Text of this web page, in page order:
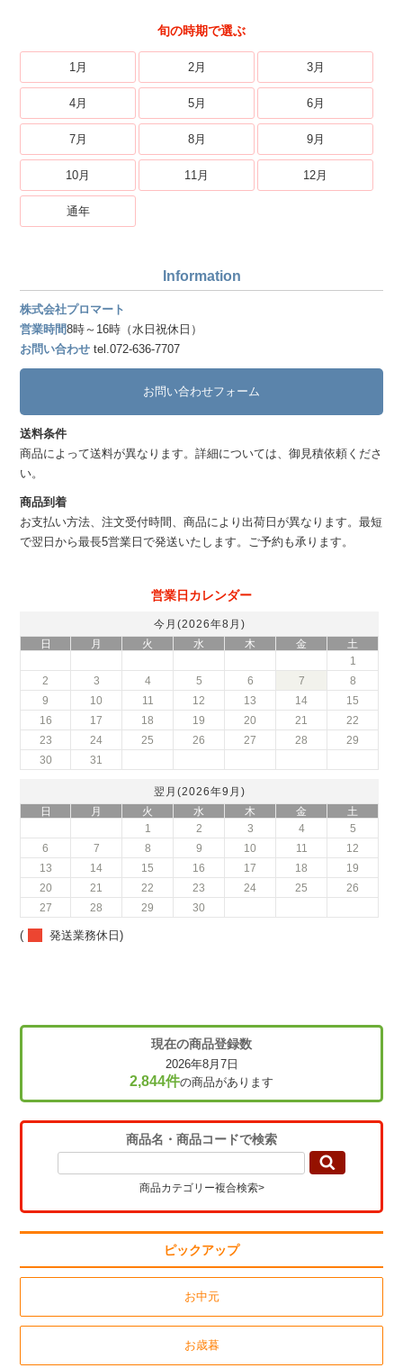
旬の時期で選ぶ
1月 2月 3月
4月 5月 6月
7月 8月 9月
10月 11月 12月
通年
Information
株式会社プロマート
営業時間8時～16時（水日祝休日）
お問い合わせ tel.072-636-7707
お問い合わせフォーム
送料条件
商品によって送料が異なります。詳細については、御見積依頼くださ
い。
商品到着
お支払い方法、注文受付時間、商品により出荷日が異なります。最短
で翌日から最長5営業日で発送いたします。ご予約も承ります。
営業日カレンダー
今月(2026年8月)
日
月 火 水 木 金
土
1
2
3 4 5 6 7
8
9
10 11 12 13 14
15
16
17 18 19 20 21
22
23
24 25 26 27 28
29
30
31
翌月(2026年9月)
日
月 火 水 木 金
土
1
2 3 4
5
6
7 8 9 10 11
12
13
14 15 16 17 18
19
20
21 22 23 24 25
26
27
28 29 30
( 発送業務休日)
現在の商品登録数
2026年8月7日
2,844件の商品があります
商品名・商品コードで検索
商品カテゴリー複合検索>
ピックアップ
お中元
お歳暮